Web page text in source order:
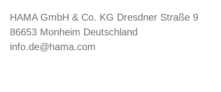
HAMA GmbH & Co. KG Dresdner Straße 9
86653 Monheim Deutschland
info.de@hama.com